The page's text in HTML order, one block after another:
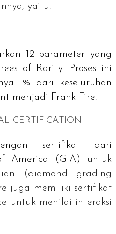
yaitu:
12 parameter yang
of Rarity. Proses ini
1% dari keseluruhan
menjadi Frank Fire.
CERTIFICATION
sertifikat dari
America
(GIA) untuk
(diamond grading
juga memiliki sertifikat
untuk menilai interaksi